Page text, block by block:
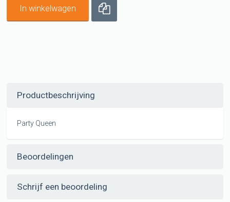
In winkelwagen
Productbeschrijving
Party Queen
Beoordelingen
Schrijf een beoordeling